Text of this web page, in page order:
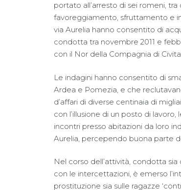
portato all’arresto di sei romeni,
favoreggiamento, sfruttamento e
via Aurelia hanno consentito di
condotta tra novembre 2011 e
con il Nor della Compagnia di
Le indagini hanno consentito di
Ardea e Pomezia, e che
d’affari di diverse centinaia di
con l’illusione di un posto di
incontri presso abitazioni da loro
Aurelia, percependo buona parte
Nel corso dell’attività, condotta
con le intercettazioni, è emerso
prostituzione sia sulle ragazze